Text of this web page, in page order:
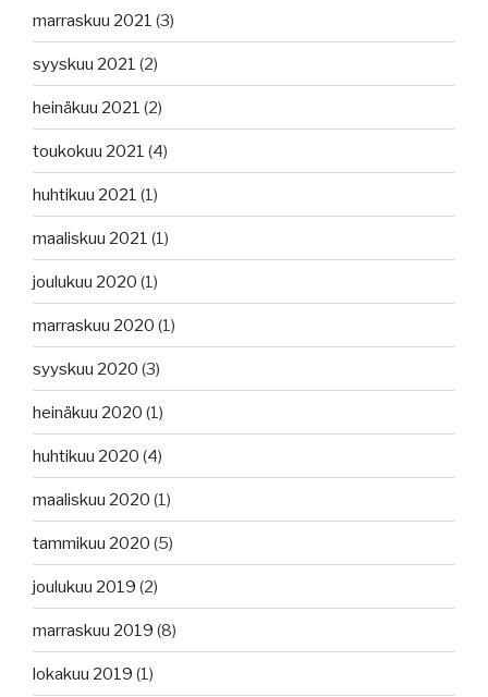
marraskuu 2021 (3)
syyskuu 2021 (2)
heinäkuu 2021 (2)
toukokuu 2021 (4)
huhtikuu 2021 (1)
maaliskuu 2021 (1)
joulukuu 2020 (1)
marraskuu 2020 (1)
syyskuu 2020 (3)
heinäkuu 2020 (1)
huhtikuu 2020 (4)
maaliskuu 2020 (1)
tammikuu 2020 (5)
joulukuu 2019 (2)
marraskuu 2019 (8)
lokakuu 2019 (1)